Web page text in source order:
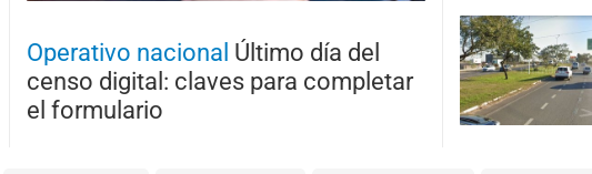
Operativo nacional Último día del
censo digital: claves para completar
el formulario